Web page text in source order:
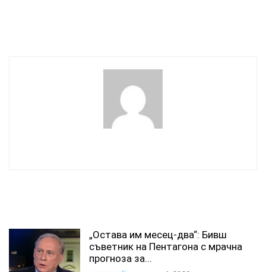
„Остава им месец-два“: Бивш
съветник на Пентагона с мрачна
прогноза за...